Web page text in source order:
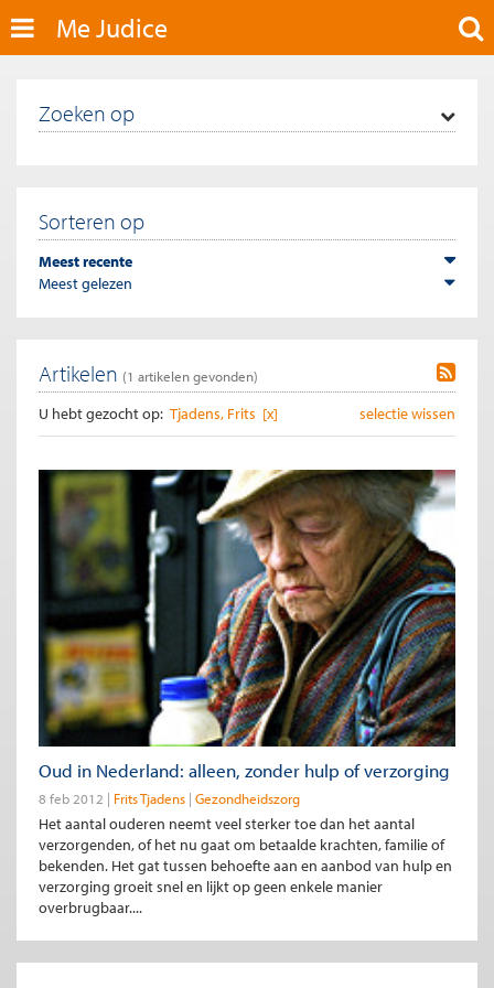
Me Judice
Zoeken op
Sorteren op
Meest recente
Meest gelezen
Artikelen (1 artikelen gevonden)
U hebt gezocht op: selectie wissen
Tjadens, Frits [x]
Oud in Nederland: alleen, zonder hulp of verzorging
8 feb 2012 Frits Tjadens Gezondheidszorg
Het aantal ouderen neemt veel sterker toe dan het aantal
verzorgenden, of het nu gaat om betaalde krachten, familie of
bekenden. Het gat tussen behoefte aan en aanbod van hulp en
verzorging groeit snel en lijkt op geen enkele manier
overbrugbaar....